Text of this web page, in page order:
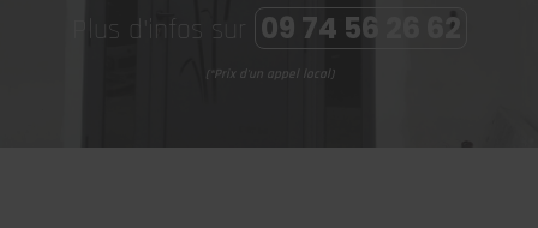
Plus d'infos sur 09 74 56 26 62
(*Prix d'un appel local)